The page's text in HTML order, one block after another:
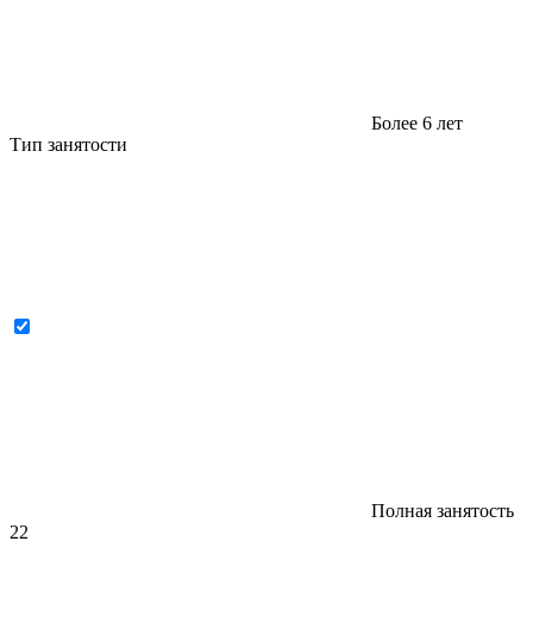
Более 6 лет
Тип занятости
Полная занятость
22